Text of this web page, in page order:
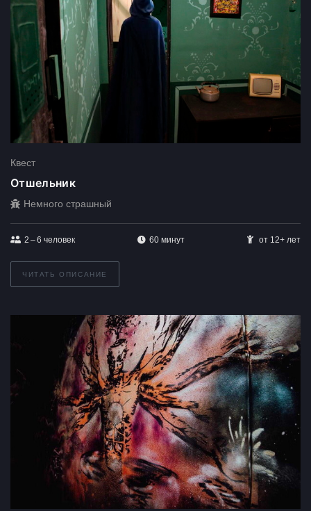
Квест
Отшельник
Немного страшный
2 – 6 человек 60 минут от 12+ лет
ЧИТАТЬ ОПИСАНИЕ